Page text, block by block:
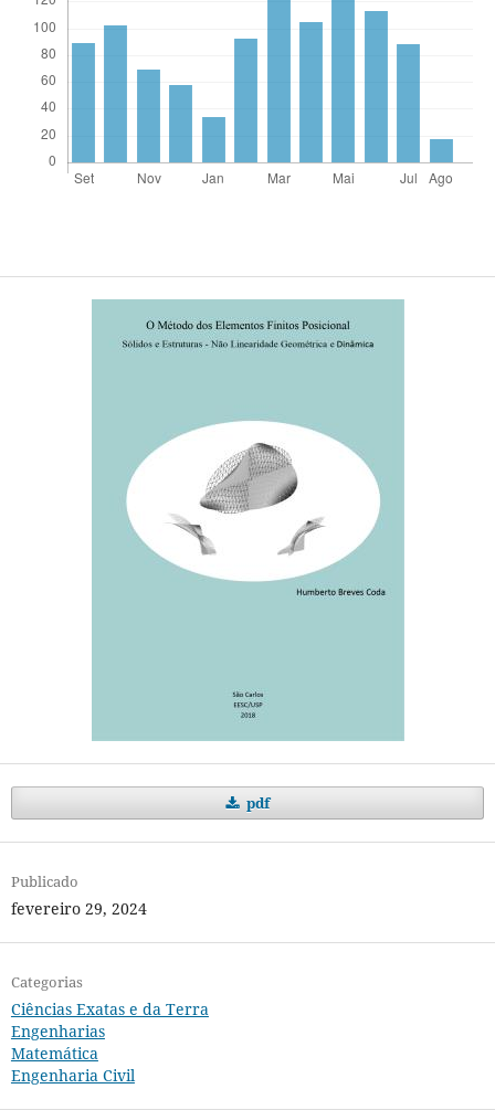
pdf
Publicado
fevereiro 29, 2024
Categorias
Ciências Exatas e da Terra
Engenharias
Matemática
Engenharia Civil